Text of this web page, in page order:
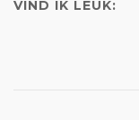
VIND IK LEUK: